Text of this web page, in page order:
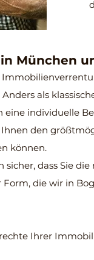
München
als
eine individuelle
Ihnen den
können.
dass Sie
die wir in
Ihrer